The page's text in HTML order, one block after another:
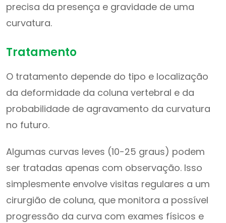
precisa da presença e gravidade de uma
curvatura.
Tratamento
O tratamento depende do tipo e localização
da deformidade da coluna vertebral e da
probabilidade de agravamento da curvatura
no futuro.
Algumas curvas leves (10-25 graus) podem
ser tratadas apenas com observação. Isso
simplesmente envolve visitas regulares a um
cirurgião de coluna, que monitora a possível
progressão da curva com exames físicos e